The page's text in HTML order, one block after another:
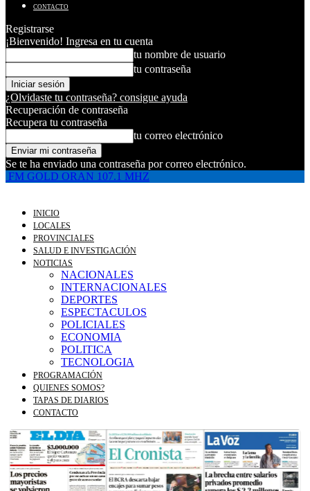
CONTACTO
Registrarse
¡Bienvenido! Ingresa en tu cuenta
tu nombre de usuario
tu contraseña
¿Olvidaste tu contraseña? consigue ayuda
Recuperación de contraseña
Recupera tu contraseña
tu correo electrónico
Se te ha enviado una contraseña por correo electrónico.
FM GOLD ORAN 107.1 MHZ
INICIO
LOCALES
PROVINCIALES
SALUD E INVESTIGACIÓN
NOTICIAS
NACIONALES
INTERNACIONALES
DEPORTES
ESPECTACULOS
POLICIALES
ECONOMIA
POLITICA
TECNOLOGIA
PROGRAMACIÓN
QUIENES SOMOS?
TAPAS DE DIARIOS
CONTACTO